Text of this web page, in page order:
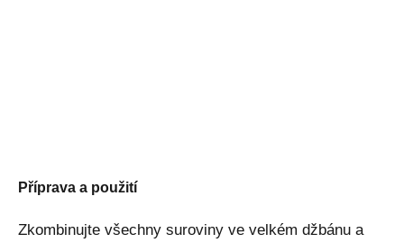
Příprava a použití
Zkombinujte všechny suroviny ve velkém džbánu a